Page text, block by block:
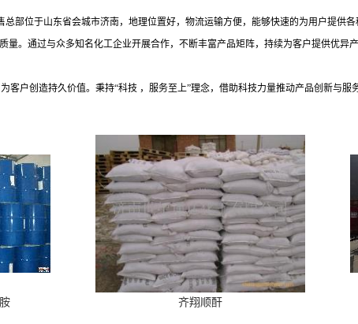
部位于山东省会城市济南，地理位置好，物流运输方便，能够快速的为用户提供各
量。通过与众多知名化工企业开展合作，不断丰富产品矩阵，持续为客户提供优异
客户创造持久价值。秉持“科技 ，服务至上”理念，借助科技力量推动产品创新与服
齐翔顺酐